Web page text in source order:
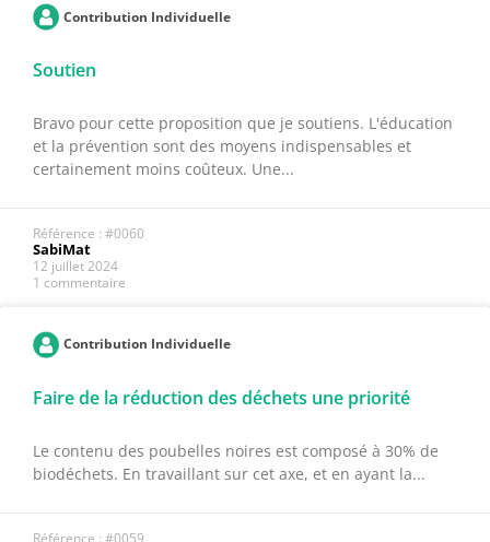
Contribution Individuelle
Soutien
Bravo pour cette proposition que je soutiens. L'éducation
et la prévention sont des moyens indispensables et
certainement moins coûteux. Une...
Référence : #0060
SabiMat
12 juillet 2024
1 commentaire
Contribution Individuelle
Faire de la réduction des déchets une priorité
Le contenu des poubelles noires est composé à 30% de
biodéchets. En travaillant sur cet axe, et en ayant la...
Référence : #0059